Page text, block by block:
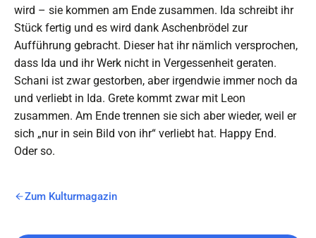
wird – sie kommen am Ende zusammen. Ida schreibt ihr
Stück fertig und es wird dank Aschenbrödel zur
Aufführung gebracht. Dieser hat ihr nämlich versprochen,
dass Ida und ihr Werk nicht in Vergessenheit geraten.
Schani ist zwar gestorben, aber irgendwie immer noch da
und verliebt in Ida. Grete kommt zwar mit Leon
zusammen. Am Ende trennen sie sich aber wieder, weil er
sich „nur in sein Bild von ihr“ verliebt hat. Happy End.
Oder so.
Zum Kulturmagazin